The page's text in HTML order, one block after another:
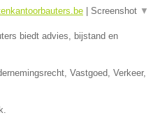
Screenshot ▼
biedt advies, bijstand en
Vastgoed, Verkeer,